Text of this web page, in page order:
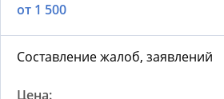
от 1 500
Составление жалоб, заявлений